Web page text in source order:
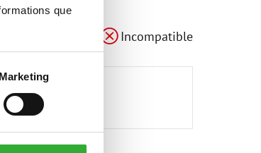
que
Marketing
Incompatible